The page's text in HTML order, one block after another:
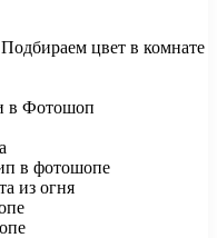
цвет в комнате
в Фотошоп
в фотошопе
из огня